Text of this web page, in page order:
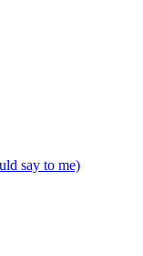
say to me)